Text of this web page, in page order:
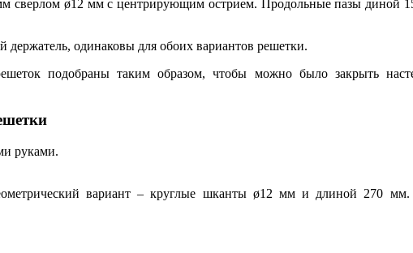
сверлом ø12 мм с центрирующим острием. Продольные пазы диной
одинаковы для обоих вариантов решетки.
подобраны таким образом, чтобы можно было закрыть
руками.
вариант – круглые шканты ø12 мм и длиной 270